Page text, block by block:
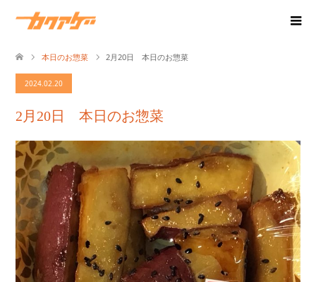
本日のお惣菜 2月20日 本日のお惣菜
2024.02.20
2月20日 本日のお惣菜